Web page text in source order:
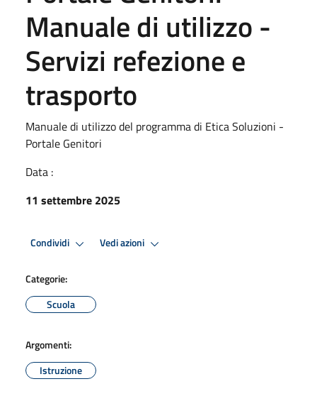
Manuale di utilizzo -
Servizi refezione e
trasporto
Manuale di utilizzo del programma di Etica Soluzioni -
Portale Genitori
Data :
11 settembre 2025
Condividi Vedi azioni
Categorie:
Scuola
Argomenti:
Istruzione